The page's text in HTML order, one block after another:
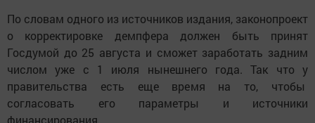
По словам одного из источников издания, законопроект
о корректировке демпфера должен быть принят
Госдумой до 25 августа и сможет заработать задним
числом уже с 1 июля нынешнего года. Так что у
правительства есть еще время на то, чтобы
согласовать его параметры и источники
финансирования.